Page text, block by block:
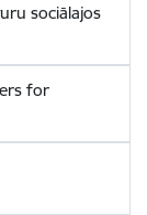
sociālajos
for